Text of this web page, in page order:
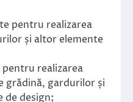
pentru realizarea
și altor elemente
realizarea
grădină, gardurilor și
de design;